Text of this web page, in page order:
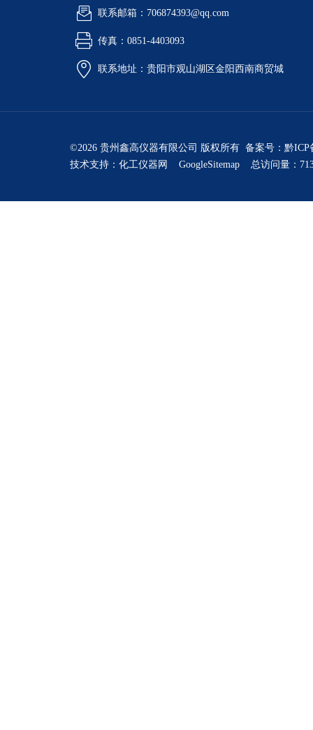
联系邮箱：706874393@qq.com
传真：0851-4403093
联系地址：贵阳市观山湖区金阳西南商贸城
©2026 贵州鑫高仪器有限公司 版权所有 备案号： 黔ICP
技术支持： 化工仪器网 GoogleSitemap 总访问量：